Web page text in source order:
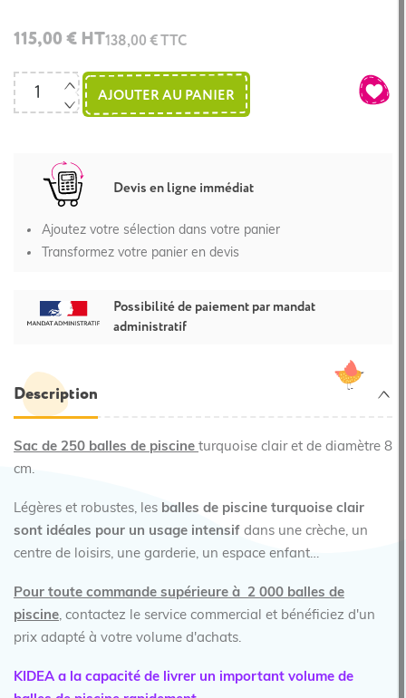
115,00 € HT138,00 € TTC
AJOUTER AU PANIER
Devis en ligne immédiat
Ajoutez votre sélection dans votre panier
Transformez votre panier en devis
Possibilité de paiement par mandat
administratif
Description
Sac de 250 balles de piscine turquoise clair et de diamètre 8
cm.
Légères et robustes, les balles de piscine turquoise clair
sont idéales pour un usage intensif dans une crèche, un
centre de loisirs, une garderie, un espace enfant…
Pour toute commande supérieure à 2 000 balles de
piscine, contactez le service commercial et bénéficiez d'un
prix adapté à votre volume d'achats.
KIDEA a la capacité de livrer un important volume de